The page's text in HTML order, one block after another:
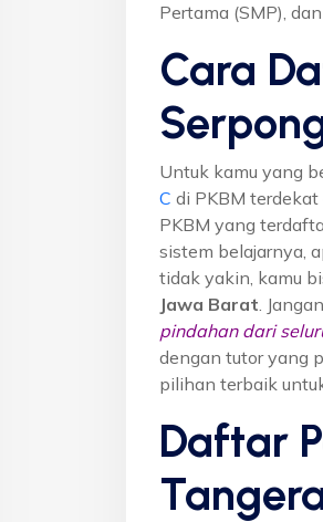
Pertama (SMP),
Cara
Untuk kamu yang
C di PKBM
PKBM yang
sistem belajarnya,
tidak yakin, kamu
Jawa Barat.
pindahan dari
dengan tutor yang
pilihan terbaik
Daftar